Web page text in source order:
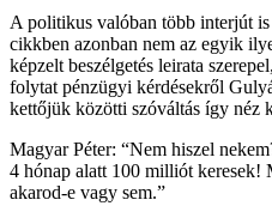
A politikus valóban több interjút
cikkben azonban nem az egyik
képzelt beszélgetés leirata
folytat pénzügyi kérdésekről
kettőjük közötti szóváltás így néz
Magyar Péter: “Nem hiszel
4 hónap alatt 100 milliót
akarod-e vagy sem.”